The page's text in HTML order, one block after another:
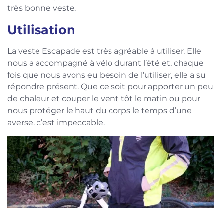
très bonne veste.
Utilisation
La veste Escapade est très agréable à utiliser. Elle
nous a accompagné à vélo durant l’été et, chaque
fois que nous avons eu besoin de l’utiliser, elle a su
répondre présent. Que ce soit pour apporter un peu
de chaleur et couper le vent tôt le matin ou pour
nous protéger le haut du corps le temps d’une
averse, c’est impeccable.